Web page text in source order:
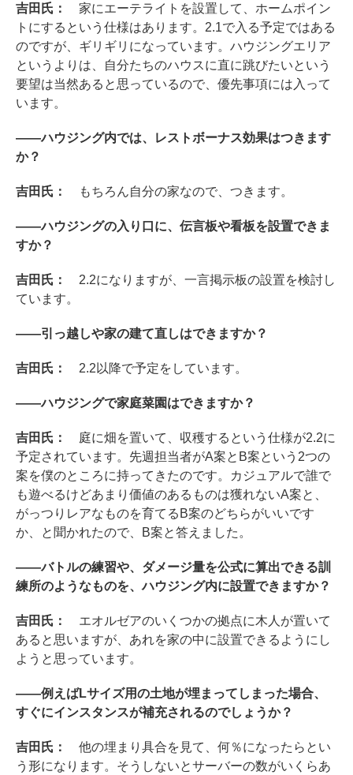
吉田氏： 家にエーテライトを設置して、ホームポイン
トにするという仕様はあります。2.1で入る予定ではある
のですが、ギリギリになっています。ハウジングエリア
というよりは、自分たちのハウスに直に跳びたいという
要望は当然あると思っているので、優先事項には入って
います。
――ハウジング内では、レストボーナス効果はつきます
か？
吉田氏： もちろん自分の家なので、つきます。
――ハウジングの入り口に、伝言板や看板を設置できま
すか？
吉田氏： 2.2になりますが、一言掲示板の設置を検討し
ています。
――引っ越しや家の建て直しはできますか？
吉田氏： 2.2以降で予定をしています。
――ハウジングで家庭菜園はできますか？
吉田氏： 庭に畑を置いて、収穫するという仕様が2.2に
予定されています。先週担当者がA案とB案という2つの
案を僕のところに持ってきたのです。カジュアルで誰で
も遊べるけどあまり価値のあるものは獲れないA案と、
がっつりレアなものを育てるB案のどちらがいいです
か、と聞かれたので、B案と答えました。
――バトルの練習や、ダメージ量を公式に算出できる訓
練所のようなものを、ハウジング内に設置できますか？
吉田氏： エオルゼアのいくつかの拠点に木人が置いて
あると思いますが、あれを家の中に設置できるようにし
ようと思っています。
――例えばLサイズ用の土地が埋まってしまった場合、
すぐにインスタンスが補充されるのでしょうか？
吉田氏： 他の埋まり具合を見て、何％になったらとい
う形になります。そうしないとサーバーの数がいくらあ